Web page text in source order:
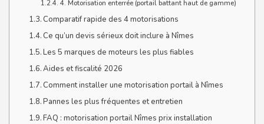
4. Motorisation enterrée (portail battant haut de gamme)
Comparatif rapide des 4 motorisations
Ce qu’un devis sérieux doit inclure à Nîmes
Les 5 marques de moteurs les plus fiables
Aides et fiscalité 2026
Comment installer une motorisation portail à Nîmes
Pannes les plus fréquentes et entretien
FAQ : motorisation portail Nîmes prix installation